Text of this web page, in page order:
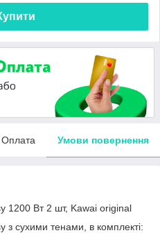
Оплата Умови повернення
1200 Вт 2 шт, Kawai original
з сухими тенами, в комплекті: